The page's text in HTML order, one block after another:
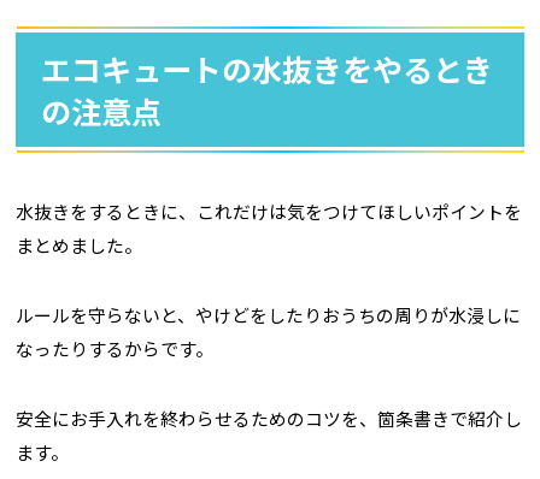
エコキュートの水抜きをやるとき
の注意点
水抜きをするときに、これだけは気をつけてほしいポイントを
まとめました。
ルールを守らないと、やけどをしたりおうちの周りが水浸しに
なったりするからです。
安全にお手入れを終わらせるためのコツを、箇条書きで紹介し
ます。